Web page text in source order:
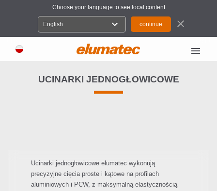
Choose your language to see local content
English expand_more close
menu
UCINARKI JEDNOGŁOWICOWE
Ucinarki jednogłowicowe elumatec wykonują
precyzyjne cięcia proste i kątowe na profilach
aluminiowych i PCW, z maksymalną elastycznością